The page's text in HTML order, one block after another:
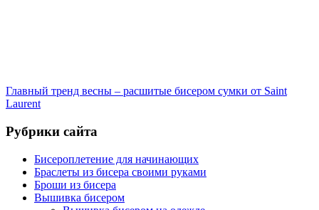
Главный тренд весны – расшитые бисером сумки от Saint
Laurent
Рубрики сайта
Бисероплетение для начинающих
Браслеты из бисера своими руками
Броши из бисера
Вышивка бисером